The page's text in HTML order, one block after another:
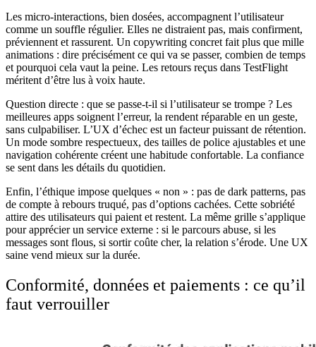
Les micro-interactions, bien dosées, accompagnent l’utilisateur
comme un souffle régulier. Elles ne distraient pas, mais confirment,
préviennent et rassurent. Un copywriting concret fait plus que mille
animations : dire précisément ce qui va se passer, combien de temps
et pourquoi cela vaut la peine. Les retours reçus dans TestFlight
méritent d’être lus à voix haute.
Question directe : que se passe-t-il si l’utilisateur se trompe ? Les
meilleures apps soignent l’erreur, la rendent réparable en un geste,
sans culpabiliser. L’UX d’échec est un facteur puissant de rétention.
Un mode sombre respectueux, des tailles de police ajustables et une
navigation cohérente créent une habitude confortable. La confiance
se sent dans les détails du quotidien.
Enfin, l’éthique impose quelques « non » : pas de dark patterns, pas
de compte à rebours truqué, pas d’options cachées. Cette sobriété
attire des utilisateurs qui paient et restent. La même grille s’applique
pour apprécier un service externe : si le parcours abuse, si les
messages sont flous, si sortir coûte cher, la relation s’érode. Une UX
saine vend mieux sur la durée.
Conformité, données et paiements : ce qu’il
faut verrouiller